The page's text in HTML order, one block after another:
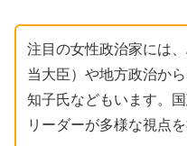
注目の女性政治家には
当大臣）や地方政治か
知子氏などもいます。
リーダーが多様な視点